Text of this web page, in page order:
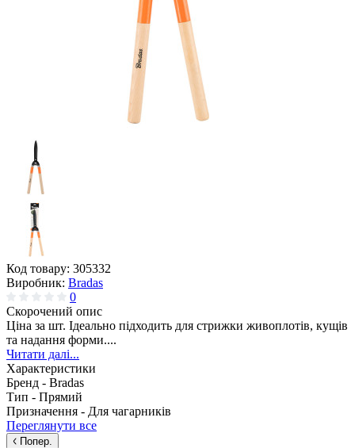
Код товару: 305332
Виробник: Bradas
0
Скорочений опис
Ціна за шт. Ідеально підходить для стрижки живоплотів, кущів
та надання форми....
Читати далі...
Характеристики
Бренд - Bradas
Тип - Прямий
Призначення - Для чагарників
Переглянути все
Попер.